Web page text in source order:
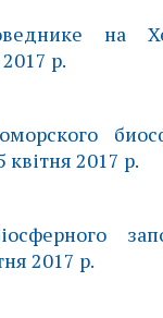
на
р.
2017 р.
2017 р.